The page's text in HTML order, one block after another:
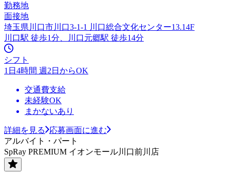
勤務地
面接地
埼玉県川口市川口3-1-1 川口総合文化センター13.14F
川口駅 徒歩1分、川口元郷駅 徒歩14分
シフト
1日4時間 週2日からOK
交通費支給
未経験OK
まかないあり
詳細を見る
応募画面に進む
アルバイト・パート
SpRay PREMIUM イオンモール川口前川店